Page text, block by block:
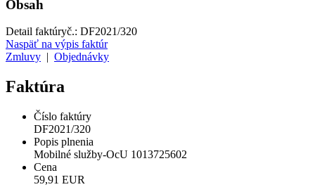
Obsah
Detail faktúryč.: DF2021/320
Naspäť na výpis faktúr
Zmluvy
Objednávky
Faktúra
Číslo faktúry
DF2021/320
Popis plnenia
Mobilné služby-OcU 1013725602
Cena
59,91 EUR